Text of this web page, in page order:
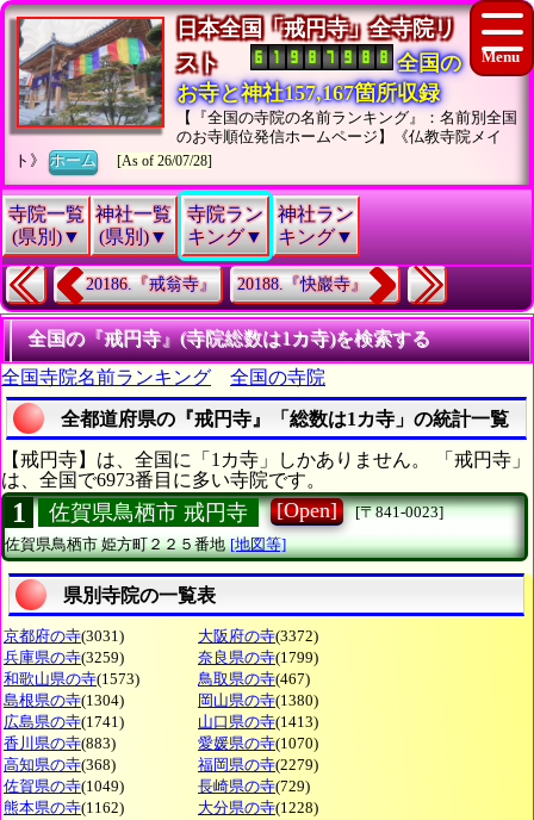
日本全国「戒円寺」全寺院リ
スト
全国の
お寺と神社157,167箇所収録
【『全国の寺院の名前ランキング』：名前別全国
のお寺順位発信ホームページ】《仏教寺院メイ
ト》ホーム [As of 26/07/28]
寺院一覧
(県別)▼
神社一覧
(県別)▼
寺院ラン
キング▼
神社ラン
キング▼
20186.『戒翁寺』 20188.『快巖寺』
全国の『戒円寺』(寺院総数は1カ寺)を検索する
全国寺院名前ランキング
全国の寺院
全都道府県の『戒円寺』「総数は1カ寺」の統計一覧
【戒円寺】は、全国に「1カ寺」しかありません。 「戒円寺」
は、全国で6973番目に多い寺院です。
1 佐賀県鳥栖市 戒円寺 [Open]
[〒841-0023]
佐賀県鳥栖市姫方町２２５番地 [地図等]
県別寺院の一覧表
京都府の寺(3031) 大阪府の寺(3372)
兵庫県の寺(3259) 奈良県の寺(1799)
和歌山県の寺(1573) 鳥取県の寺(467)
島根県の寺(1304) 岡山県の寺(1380)
広島県の寺(1741) 山口県の寺(1413)
香川県の寺(883) 愛媛県の寺(1070)
高知県の寺(368) 福岡県の寺(2279)
佐賀県の寺(1049) 長崎県の寺(729)
熊本県の寺(1162) 大分県の寺(1228)